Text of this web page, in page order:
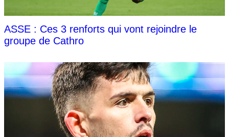
ASSE : Ces 3 renforts qui vont rejoindre le
groupe de Cathro